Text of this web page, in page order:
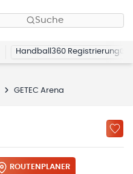
Suche
Handball360 Registrierung
GETEC Arena
ROUTENPLANER